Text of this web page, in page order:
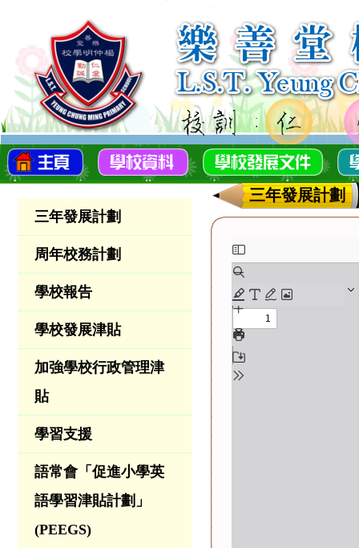
三年發展計劃
周年校務計劃
學校報告
學校發展津貼
加強學校行政管理津
貼
學習支援
語常會「促進小學英
語學習津貼計劃」
(PEEGS)
三年發展計劃